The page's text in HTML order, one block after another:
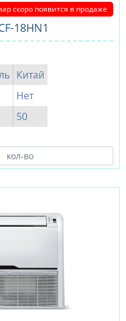
скоро появится в продаже
18HN1
Китай
Нет
50